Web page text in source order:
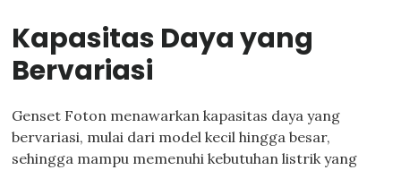
Kapasitas Daya yang
Bervariasi
Genset Foton menawarkan kapasitas daya yang
bervariasi, mulai dari model kecil hingga besar,
sehingga mampu memenuhi kebutuhan listrik yang